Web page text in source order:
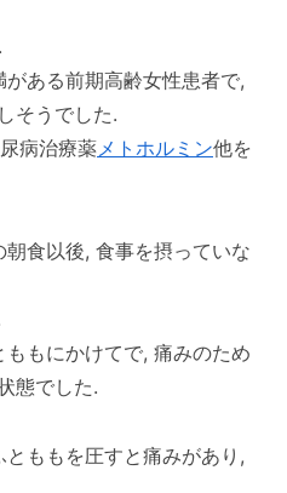
ある前期高齢女性患者で,
そうでした.
病治療薬メトホルミン他を
食以後, 食事を摂っていな
もにかけてで, 痛みのため
態でした.
ももを圧すと痛みがあり,